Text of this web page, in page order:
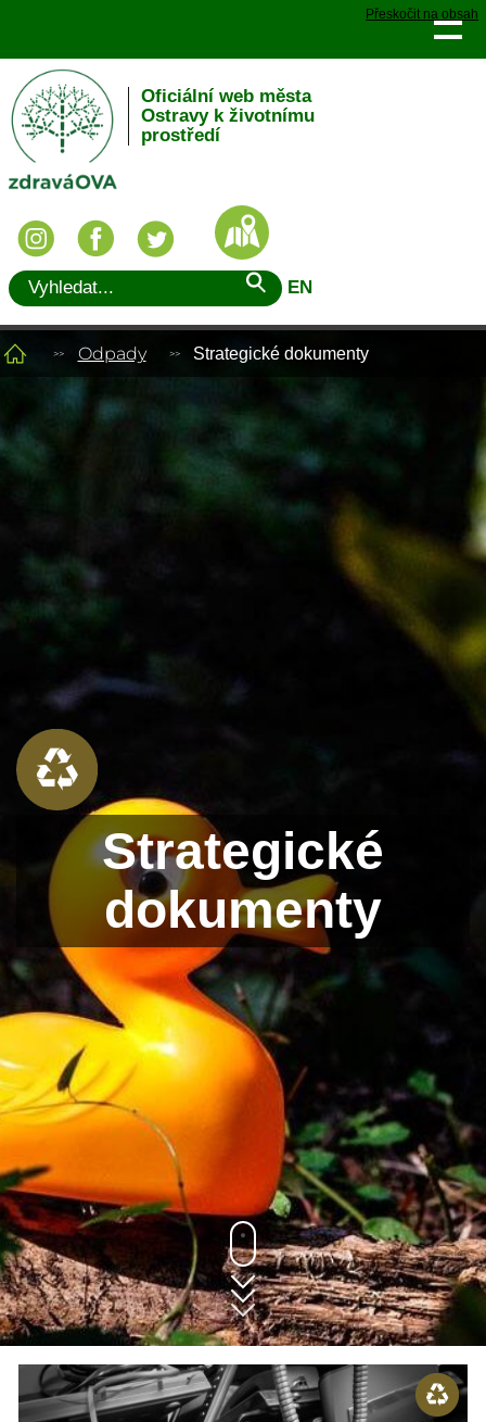
Přeskočit na obsah
Oficiální web města
Ostravy k životnímu
prostředí
EN
Odpady Strategické dokumenty
Strategické
dokumenty